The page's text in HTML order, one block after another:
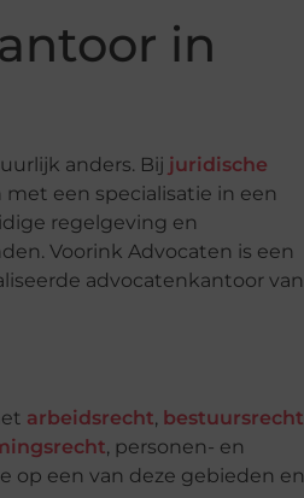
in
anders. Bij juridische
een specialisatie in een
regelgeving en
Voorink Advocaten is een
advocatenkantoor van
arbeidsrecht, bestuursrecht
, personen- en
op een van deze gebieden en